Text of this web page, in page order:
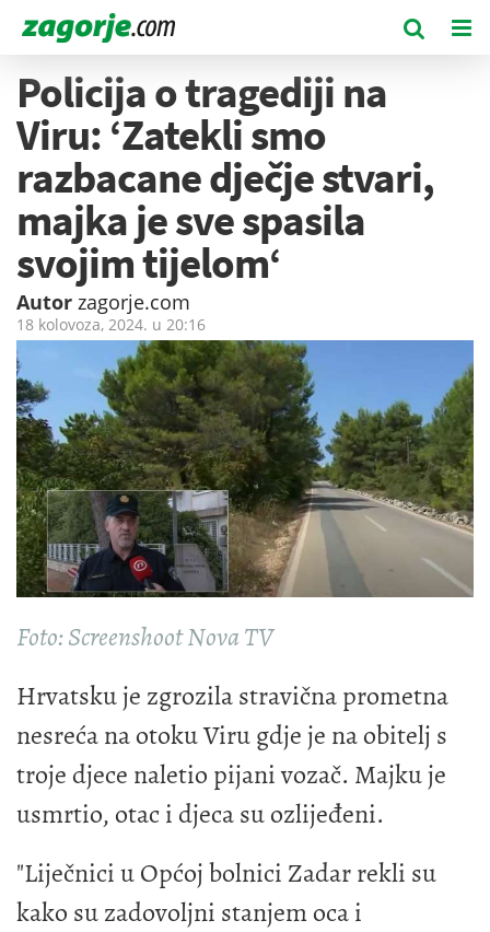
Policija o tragediji na
Viru: ‘Zatekli smo
razbacane dječje stvari,
majka je sve spasila
svojim tijelom‘
Autor zagorje.com
18 kolovoza, 2024. u 20:16
Foto: Screenshoot Nova TV
Hrvatsku je zgrozila stravična prometna
nesreća na otoku Viru gdje je na obitelj s
troje djece naletio pijani vozač. Majku je
usmrtio, otac i djeca su ozlijeđeni.
"Liječnici u Općoj bolnici Zadar rekli su
kako su zadovoljni stanjem oca i